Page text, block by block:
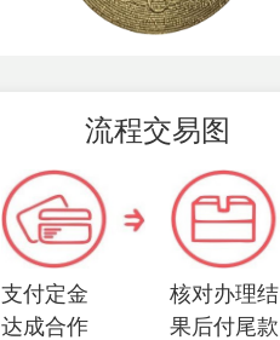
流程交易图
支付定金
达成合作
核对办理结
果后付尾款